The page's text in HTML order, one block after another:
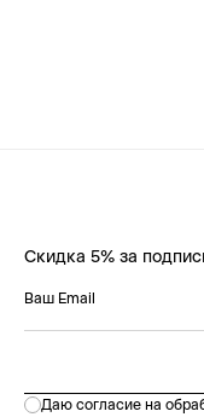
Скидка 5% за
Даю согласие на